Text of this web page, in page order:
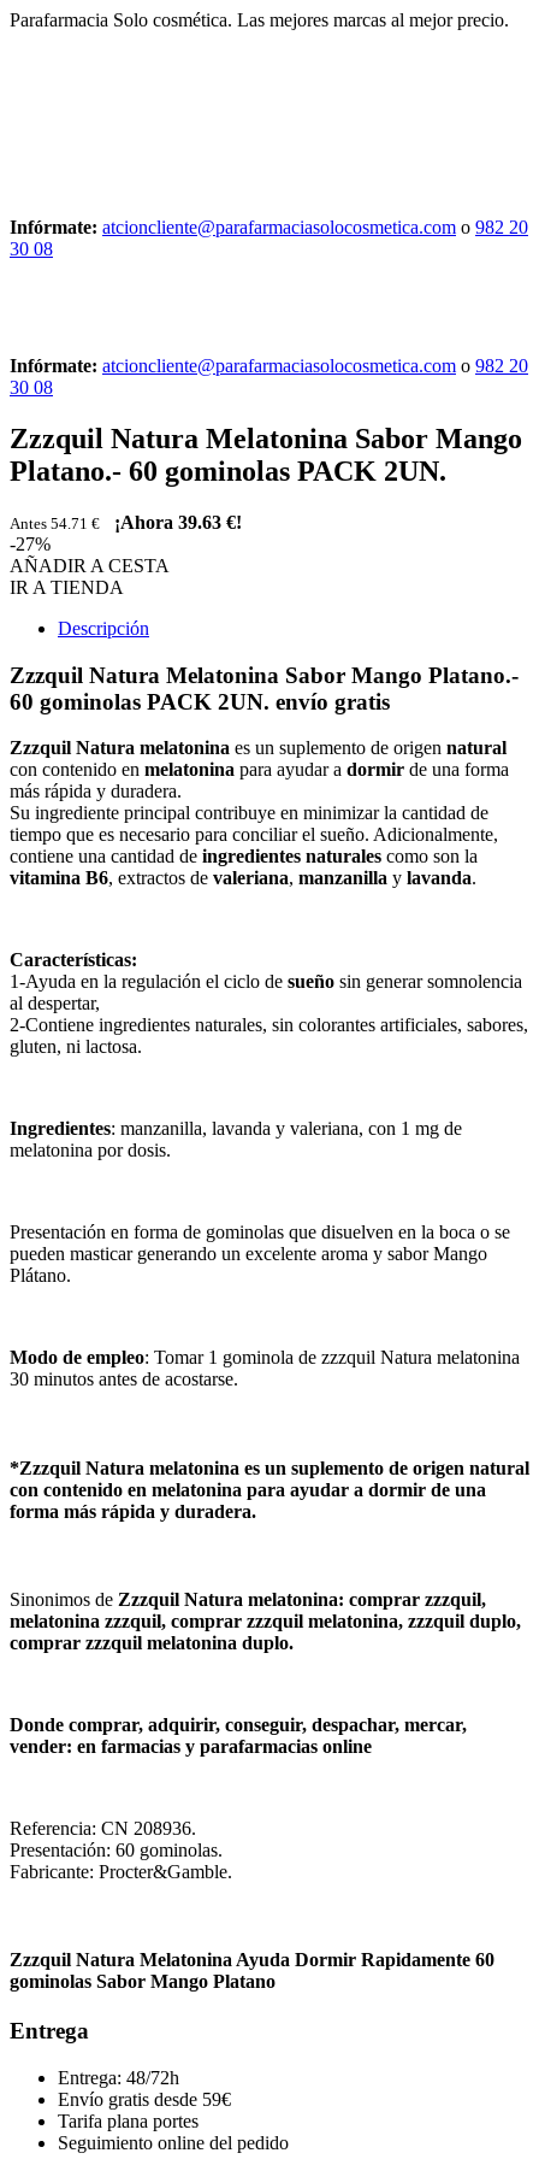
Parafarmacia Solo cosmética. Las mejores marcas al mejor precio.
Infórmate: atcioncliente@parafarmaciasolocosmetica.com o 982 20
30 08
Infórmate: atcioncliente@parafarmaciasolocosmetica.com o 982 20
30 08
Zzzquil Natura Melatonina Sabor Mango
Platano.- 60 gominolas PACK 2UN.
Antes 54.71 € ¡Ahora 39.63 €!
-27%
AÑADIR A CESTA
IR A TIENDA
Descripción
Zzzquil Natura Melatonina Sabor Mango Platano.-
60 gominolas PACK 2UN. envío gratis
Zzzquil Natura melatonina es un suplemento de origen natural
con contenido en melatonina para ayudar a dormir de una forma
más rápida y duradera.
Su ingrediente principal contribuye en minimizar la cantidad de
tiempo que es necesario para conciliar el sueño. Adicionalmente,
contiene una cantidad de ingredientes naturales como son la
vitamina B6, extractos de valeriana, manzanilla y lavanda.
Características:
1-Ayuda en la regulación el ciclo de sueño sin generar somnolencia
al despertar,
2-Contiene ingredientes naturales, sin colorantes artificiales, sabores,
gluten, ni lactosa.
Ingredientes: manzanilla, lavanda y valeriana, con 1 mg de
melatonina por dosis.
Presentación en forma de gominolas que disuelven en la boca o se
pueden masticar generando un excelente aroma y sabor Mango
Plátano.
Modo de empleo: Tomar 1 gominola de zzzquil Natura melatonina
30 minutos antes de acostarse.
*Zzzquil Natura melatonina es un suplemento de origen natural
con contenido en melatonina para ayudar a dormir de una
forma más rápida y duradera.
Sinonimos de Zzzquil Natura melatonina: comprar zzzquil,
melatonina zzzquil, comprar zzzquil melatonina, zzzquil duplo,
comprar zzzquil melatonina duplo.
Donde comprar, adquirir, conseguir, despachar, mercar,
vender: en farmacias y parafarmacias online
Referencia: CN 208936.
Presentación: 60 gominolas.
Fabricante: Procter&Gamble.
Zzzquil Natura Melatonina Ayuda Dormir Rapidamente 60
gominolas Sabor Mango Platano
Entrega
Entrega: 48/72h
Envío gratis desde 59€
Tarifa plana portes
Seguimiento online del pedido